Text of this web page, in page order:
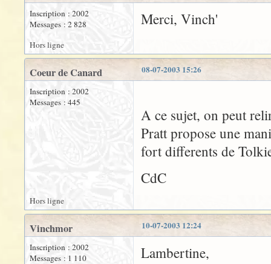
Inscription : 2002
Messages : 2 828
Merci, Vinch'
Hors ligne
08-07-2003 15:26
Coeur de Canard
Inscription : 2002
Messages : 445
A ce sujet, on peut
Pratt propose une
fort differents de
CdC
Hors ligne
10-07-2003 12:24
Vinchmor
Inscription : 2002
Messages : 1 110
Lambertine,